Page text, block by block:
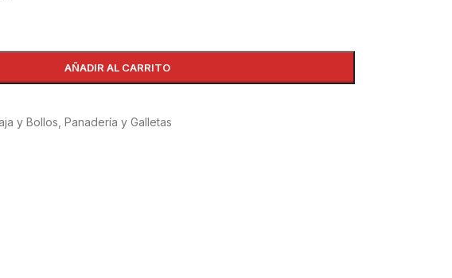
AÑADIR AL CARRITO
y Bollos Panadería y Galletas